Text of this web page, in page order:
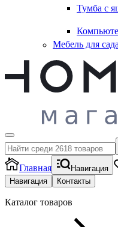
Тумба с
Мебель для
Главная Навигация
Навигация Контакты
Каталог товаров